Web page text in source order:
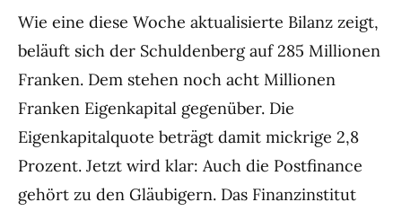
Wie eine diese Woche aktualisierte Bilanz zeigt,
beläuft sich der Schuldenberg auf 285 Millionen
Franken. Dem stehen noch acht Millionen
Franken Eigenkapital gegenüber. Die
Eigenkapitalquote beträgt damit mickrige 2,8
Prozent. Jetzt wird klar: Auch die Postfinance
gehört zu den Gläubigern. Das Finanzinstitut